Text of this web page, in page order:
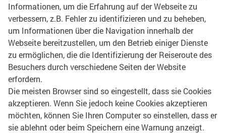
Informationen, um die Erfahrung auf der Webseite zu
verbessern, z.B. Fehler zu identifizieren und zu beheben,
um Informationen über die Navigation innerhalb der
Webseite bereitzustellen, um den Betrieb einiger Dienste
zu ermöglichen, die die Identifizierung der Reiseroute des
Besuchers durch verschiedene Seiten der Website
erfordern.
Die meisten Browser sind so eingestellt, dass sie Cookies
akzeptieren. Wenn Sie jedoch keine Cookies akzeptieren
möchten, können Sie Ihren Computer so einstellen, dass er
sie ablehnt oder beim Speichern eine Warnung anzeigt.